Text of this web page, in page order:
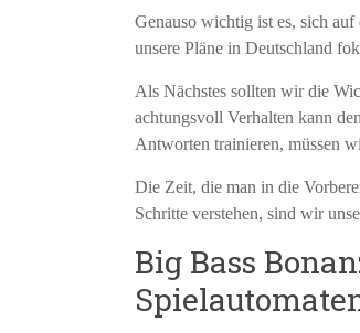
Genauso wichtig ist es, sich
unsere Pläne in Deutschland
Als Nächstes sollten wir die
achtungsvoll Verhalten kann
Antworten trainieren, müssen
Die Zeit, die man in die
Schritte verstehen, sind wir
Big Bass